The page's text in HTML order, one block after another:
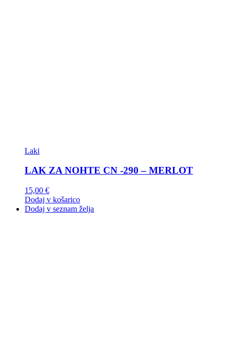
Laki
LAK ZA NOHTE CN -290 – MERLOT
15,00 €
Dodaj v košarico
Dodaj v seznam želja